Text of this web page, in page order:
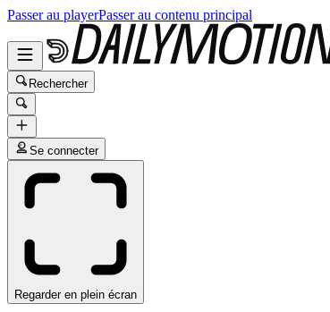
Passer au playerPasser au contenu principal
Rechercher
Se connecter
Regarder en plein écran